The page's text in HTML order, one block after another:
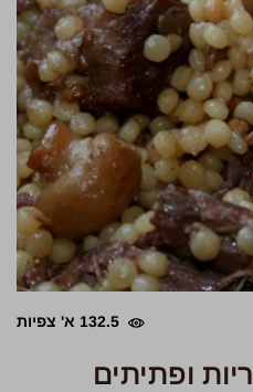
132.5 א' צפיות
ופתיתים